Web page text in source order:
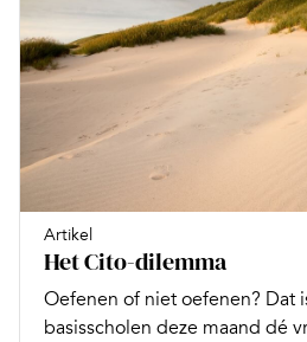
Artikel
Het Cito-dilemma
Oefenen of niet oefenen? Dat
basisscholen deze maand dé